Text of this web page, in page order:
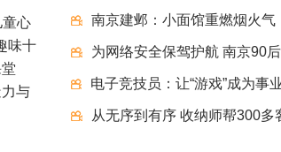
童心
味十
与
南京建邺：小面馆重燃烟火气
为网络安全保驾护航 南京90
士
电子竞技员：让“游戏”成为事
梦夺冠
从无序到有序 收纳师帮300多